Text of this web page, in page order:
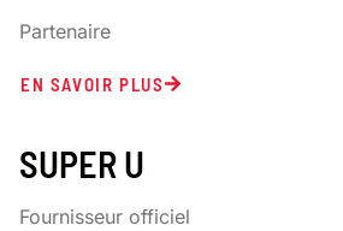
Partenaire
EN SAVOIR PLUS
SUPER U
Fournisseur officiel